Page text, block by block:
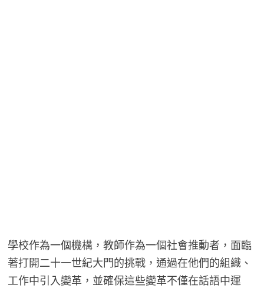
學校作為一個機構，教師作為一個社會推動者，面臨
著打開二十一世紀大門的挑戰，通過在他們的組織、
工作中引入變革，並確保這些變革不僅在話語中運